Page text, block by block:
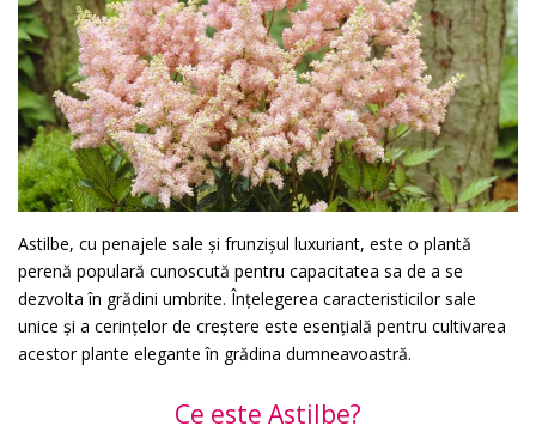
Astilbe, cu penajele sale și frunzișul luxuriant, este o plantă
perenă populară cunoscută pentru capacitatea sa de a se
dezvolta în grădini umbrite. Înțelegerea caracteristicilor sale
unice și a cerințelor de creștere este esențială pentru cultivarea
acestor plante elegante în grădina dumneavoastră.
Ce este Astilbe?